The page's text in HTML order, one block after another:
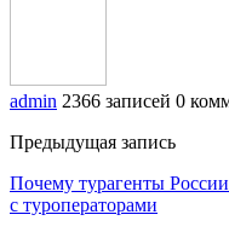
admin 2366 записей 0
Предыдущая запись
Почему турагенты
с туроператорами